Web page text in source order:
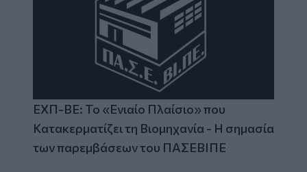
ΕΧΠ-ΒΕ: Το «Ενιαίο Πλαίσιο» που
Κατακερματίζει τη Βιομηχανία - Η σημασία
των παρεμβάσεων του ΠΑΣΕΒΙΠΕ